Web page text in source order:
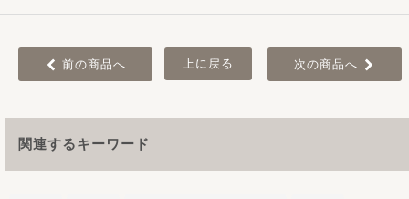
前の商品へ 上に戻る 次の商品へ
関連するキーワード